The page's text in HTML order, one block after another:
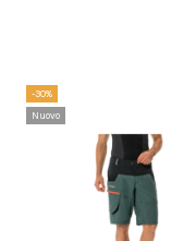
-30%
Nuovo